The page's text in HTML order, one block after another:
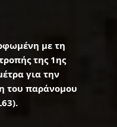
με τη
της 1ης
για την
του παράνομου